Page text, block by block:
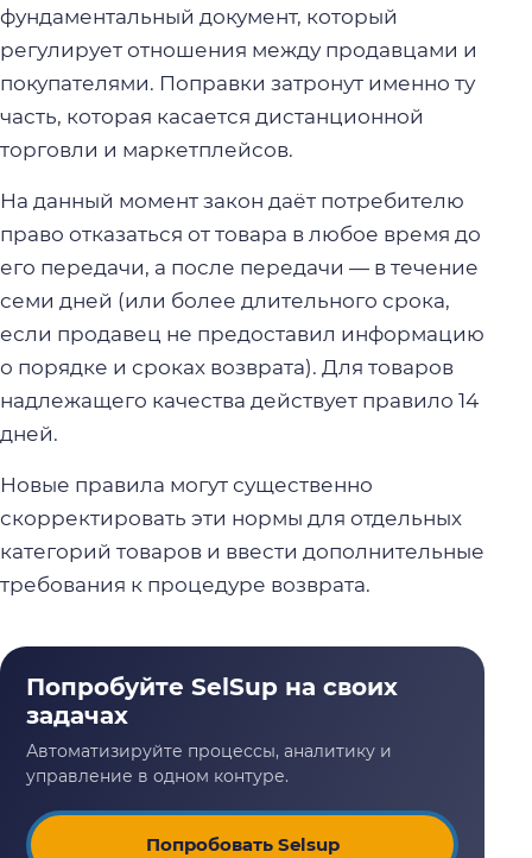
фундаментальный документ, который
регулирует отношения между продавцами и
покупателями. Поправки затронут именно ту
часть, которая касается дистанционной
торговли и маркетплейсов.
На данный момент закон даёт потребителю
право отказаться от товара в любое время до
его передачи, а после передачи — в течение
семи дней (или более длительного срока,
если продавец не предоставил информацию
о порядке и сроках возврата). Для товаров
надлежащего качества действует правило 14
дней.
Новые правила могут существенно
скорректировать эти нормы для отдельных
категорий товаров и ввести дополнительные
требования к процедуре возврата.
Попробовать Selsup